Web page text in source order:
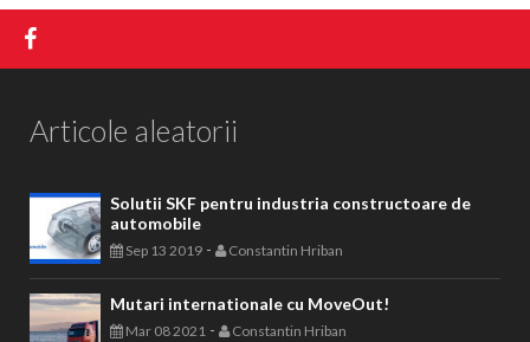
Articole aleatorii
Solutii SKF pentru industria constructoare de
automobile
Sep 13 2019 - Constantin Hriban
Mutari internationale cu MoveOut!
Mar 08 2021 - Constantin Hriban